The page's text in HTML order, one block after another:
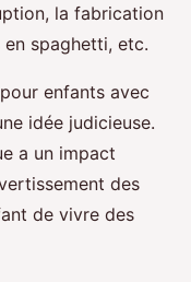
la fabrication
spaghetti, etc.
enfants avec
idée judicieuse.
a un impact
des
de vivre des